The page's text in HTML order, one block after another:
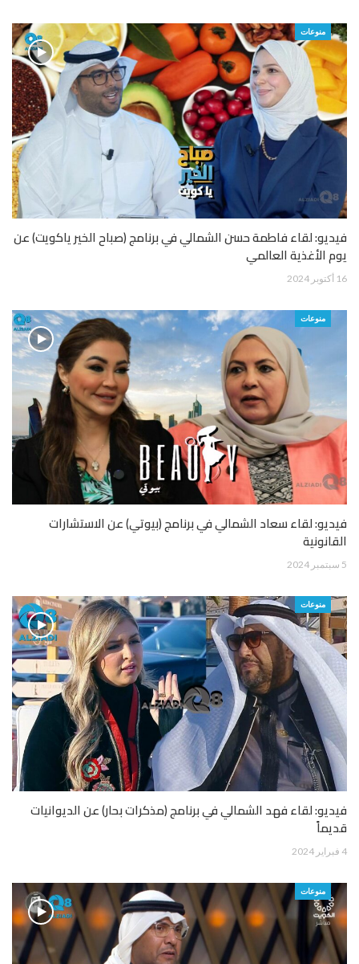
منوعات
فيديو: لقاء فاطمة حسن الشمالي في برنامج (صباح الخير ياكويت) عن
يوم الأغذية العالمي
16 أكتوبر 2024
منوعات
فيديو: لقاء سعاد الشمالي في برنامج (بيوتي) عن الاستشارات
القانونية
5 سبتمبر 2024
منوعات
فيديو: لقاء فهد الشمالي في برنامج (مذكرات بحار) عن الديوانيات
قديماً
4 فبراير 2024
منوعات